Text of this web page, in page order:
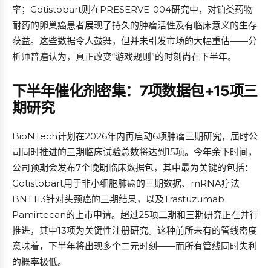
率；Gotistobart则在PRESERVE-004研究中，对铂类药物
耐药的卵巢癌患者展现了持久的肿瘤活性及有临床意义的生存
获益。这些数据令人鼓舞，但并未引发市场的大幅重估——分
析师普遍认为，真正改变“游戏规则”的时刻尚在下半年。
下半年催化剂密集：7项数据包+15项三
期研究
BioNTech计划在2026年内再启动6项肿瘤三期研究，届时公
司同时推进的三期临床试验总数将达到15项。今年余下时间，
公司预期会发布7个晚期临床数据包，其中最为关键的包括：
Gotistobart用于非小细胞肺癌的三期数据、mRNA疗法
BNT113针对头颈癌的三期结果，以及Trastuzumab
Pamirtecan的上市申请。超过25项二期和三期研究正在并行
推进，其中13项为关键性注册研究。这种前所未有的管线密度
意味着，下半年将出现多个二元时刻——而所有管线同时失利
的概率极低。